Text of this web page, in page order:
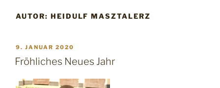
AUTOR: HEIDULF MASZTALERZ
VERÖFFENTLICHT
AM
9. JANUAR 2020
Fröhliches Neues Jahr